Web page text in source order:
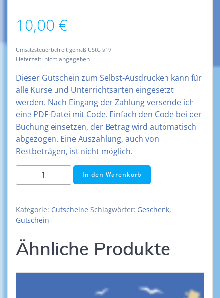
10,00 €
Umsatzsteuerbefreit gemäß UStG §19
Lieferzeit: nicht angegeben
Dieser Gutschein zum Selbst-Ausdrucken kann für
alle Kurse und Unterrichtsarten eingesetzt
werden. Nach Eingang der Zahlung versende ich
eine PDF-Datei mit Code. Einfach den Code bei der
Buchung einsetzen, der Betrag wird automatisch
abgezogen. Eine Auszahlung, auch von
Restbeträgen, ist nicht möglich.
Gutschein
10
Menge
In den Warenkorb
Kategorie: Gutscheine Schlagwörter: Geschenk,
Gutschein
Ähnliche Produkte